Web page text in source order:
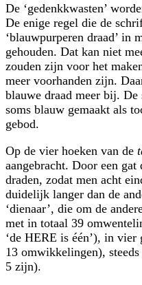
De ‘gedenkkwasten’
De enige regel die de
‘blauwpurperen draad’ in
gehouden. Dat kan niet
zouden zijn voor het
meer voorhanden zijn.
blauwe draad meer bij. De
soms blauw gemaakt als
gebod.
Op de vier hoeken van de
aangebracht. Door een
draden, zodat men acht
duidelijk langer dan de
‘dienaar’, die om de
met in totaal 39
‘de HERE is één’), in
13 omwikkelingen),
5 zijn).